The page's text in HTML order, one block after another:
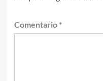
Comentario *